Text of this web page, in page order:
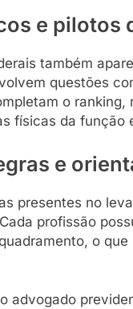
e pilotos
também
questões
o
físicas da função
e
presentes no
profissão
o
advogado